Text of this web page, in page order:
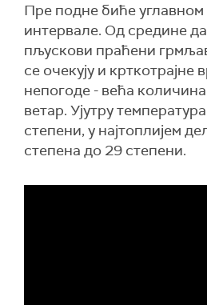
Пре подне биће углавном
интервале. Од средине
пљускови праћени
се очекују и крткотрајне
непогоде - већа
ветар. Ујутру
степени, у најтоплијем
степена до 29 степени.